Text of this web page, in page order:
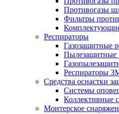
Противогазы
Фильтры
Респираторы
Газозащитные
Пылезащитные
Респираторы
Средства оснастки
Системы
Коллективные
Монтерское